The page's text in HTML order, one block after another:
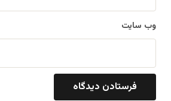
وب‌ سایت